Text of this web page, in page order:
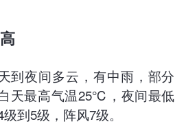
到夜间多云，有中雨，部分
天最高气温25℃，夜间最低
到5级，阵风7级。